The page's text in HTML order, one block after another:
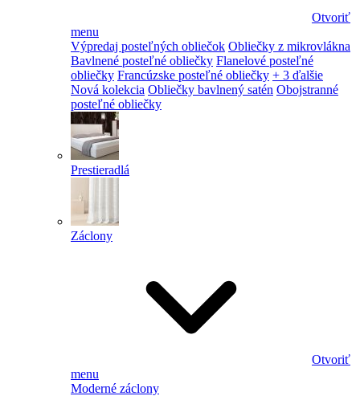
Otvoriť
menu
Výpredaj posteľných obliečok Obliečky z mikrovlákna
Bavlnené posteľné obliečky Flanelové posteľné
obliečky Francúzske posteľné obliečky + 3 ďalšie
Nová kolekcia Obliečky bavlnený satén Obojstranné
posteľné obliečky
Prestieradlá
Záclony
Otvoriť
menu
Moderné záclony